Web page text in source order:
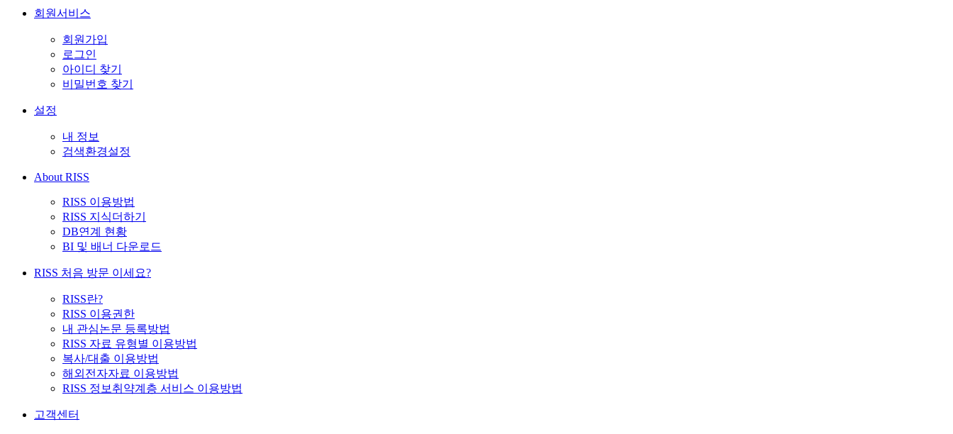
회원서비스
회원가입
로그인
아이디 찾기
비밀번호 찾기
설정
내 정보
검색환경설정
About RISS
RISS 이용방법
RISS 지식더하기
DB연계 현황
BI 및 배너 다운로드
RISS 처음 방문 이세요?
RISS란?
RISS 이용권한
내 관심논문 등록방법
RISS 자료 유형별 이용방법
복사/대출 이용방법
해외전자자료 이용방법
RISS 정보취약계층 서비스 이용방법
고객센터